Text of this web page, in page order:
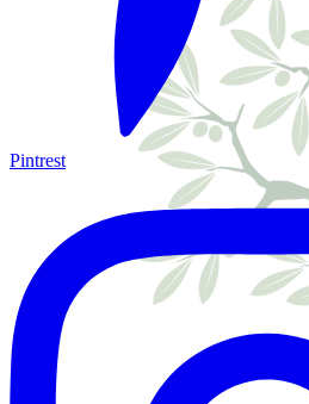
Pintrest